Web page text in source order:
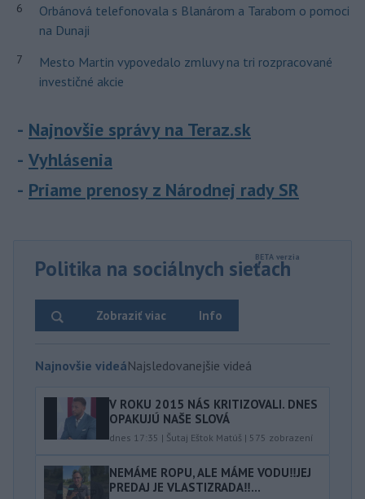
6
Orbánová telefonovala s Blanárom a Tarabom o pomoci
na Dunaji
7
Mesto Martin vypovedalo zmluvy na tri rozpracované
investičné akcie
Najnovšie správy na Teraz.sk
Vyhlásenia
Priame prenosy z Národnej rady SR
Politika na sociálnych sieťach
Info
Zobraziť viac
Najnovšie videáNajsledovanejšie videá
V ROKU 2015 NÁS KRITIZOVALI. DNES
OPAKUJÚ NAŠE SLOVÁ
dnes 17:35 | Šutaj Eštok Matúš | 575 zobrazení
NEMÁME ROPU, ALE MÁME VODU‼️JEJ
PREDAJ JE VLASTIZRADA‼️...